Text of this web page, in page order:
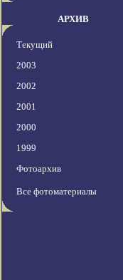
АРХИВ
Текущий
2003
2002
2001
2000
1999
Фотоархив
Все фотоматериалы